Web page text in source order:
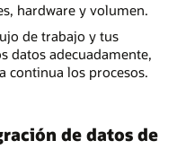
hardware y volumen.
de trabajo y tus
datos adecuadamente,
continua los procesos.
de datos de